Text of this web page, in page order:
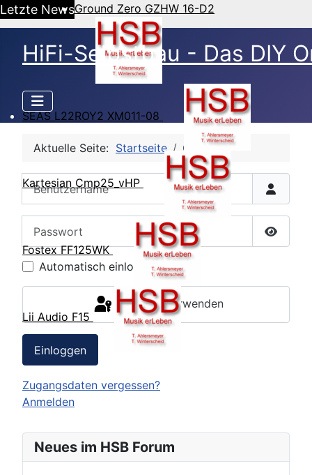
Letzte NewsGround Zero GZHW 16-D2
SEAS L22ROY2 XM011-08
Kartesian Cmp25_vHP
Fostex FF125WK
Lii Audio F15
HiFi-Selbstbau - Das DIY
Neues im HSB Forum
Aktuelle Seite: Startseite CB Login
Benutzername
Automatisch einloggen
Passkey verwenden
Einloggen
Zugangsdaten vergessen?
Anmelden